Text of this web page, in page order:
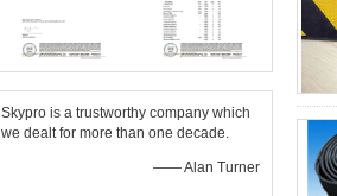
Skypro is a trustworthy company which
we dealt for more than one decade.
—— Alan Turner